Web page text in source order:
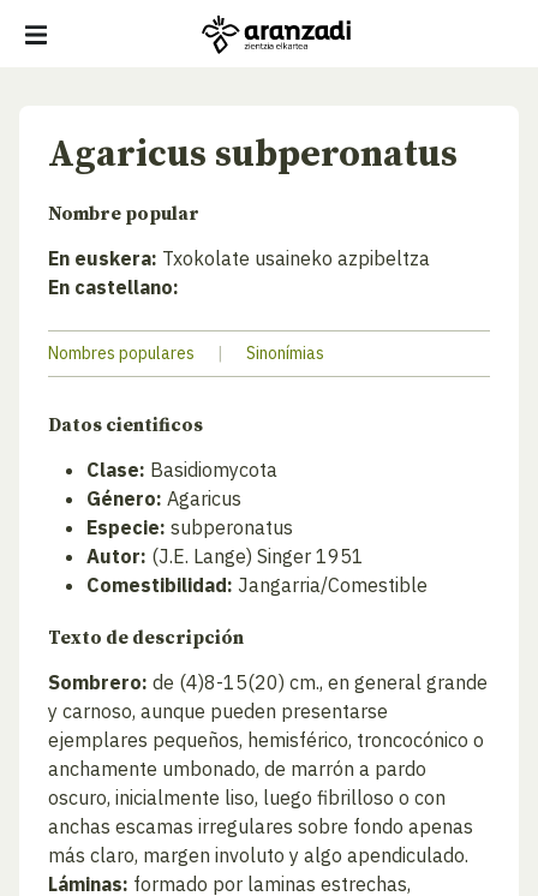
Agaricus subperonatus
Nombre popular
En euskera: Txokolate usaineko azpibeltza
En castellano:
Nombres populares | Sinonímias
Datos cientificos
Clase: Basidiomycota
Género: Agaricus
Especie: subperonatus
Autor: (J.E. Lange) Singer 1951
Comestibilidad: Jangarria/Comestible
Texto de descripción
Sombrero: de (4)8-15(20) cm., en general grande
y carnoso, aunque pueden presentarse
ejemplares pequeños, hemisférico, troncocónico o
anchamente umbonado, de marrón a pardo
oscuro, inicialmente liso, luego fibrilloso o con
anchas escamas irregulares sobre fondo apenas
más claro, margen involuto y algo apendiculado.
Láminas: formado por laminas estrechas,